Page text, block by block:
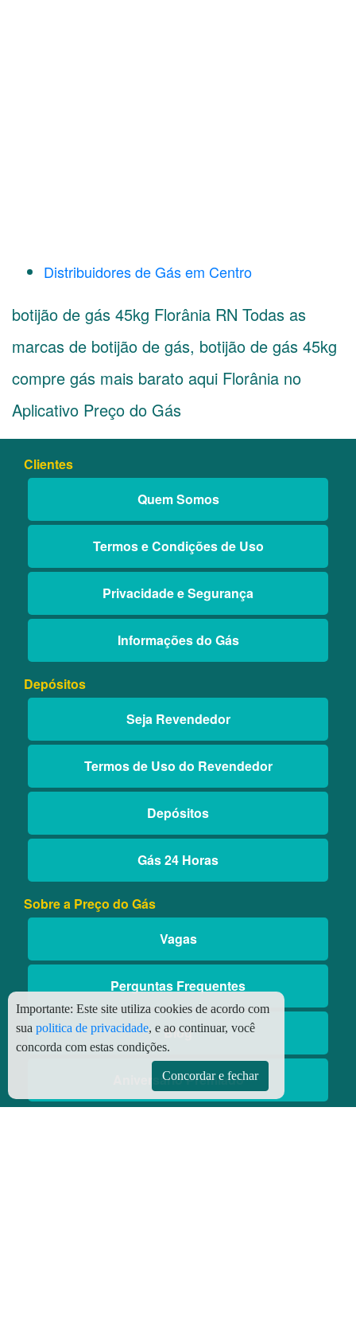
Distribuidores de Gás em Centro
botijão de gás 45kg Florânia RN Todas as
marcas de botijão de gás, botijão de gás 45kg
compre gás mais barato aqui Florânia no
Aplicativo Preço do Gás
Clientes
Quem Somos
Termos e Condições de Uso
Privacidade e Segurança
Informações do Gás
Depósitos
Seja Revendedor
Termos de Uso do Revendedor
Depósitos
Gás 24 Horas
Sobre a Preço do Gás
Vagas
Perguntas Frequentes
Blog
Aniversário Premiado
Importante: Este site utiliza cookies de acordo com
sua politica de privacidade, e ao continuar, você
concorda com estas condições.
Concordar e fechar